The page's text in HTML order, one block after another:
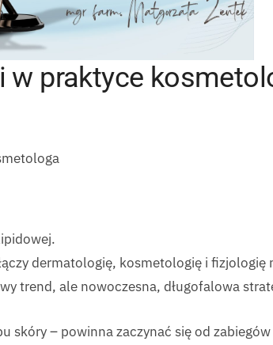
w praktyce
dermatologię, kosmetologię i fizjologię
trend, ale nowoczesna, długofalowa
skóry – powinna zaczynać się od